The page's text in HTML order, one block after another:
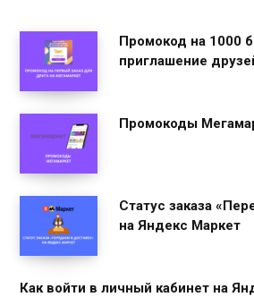
Промокод на 1000
приглашение
Промокоды
Статус заказа
на Яндекс Маркет
Как войти в личный кабинет на